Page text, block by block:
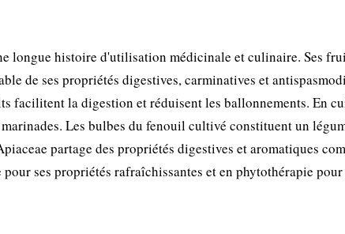
longue histoire d'utilisation médicinale et culinaire. Ses
de ses propriétés digestives, carminatives et
facilitent la digestion et réduisent les ballonnements. En
Les bulbes du fenouil cultivé constituent un
partage des propriétés digestives et aromatiques
ses propriétés rafraîchissantes et en phytothérapie